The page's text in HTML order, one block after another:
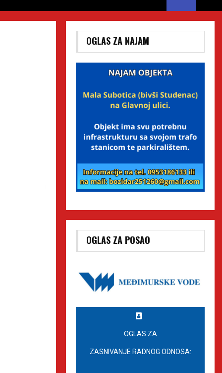
OGLAS ZA NAJAM
OGLAS ZA POSAO
OGLAS ZA
ZASNIVANJE RADNOG ODNOSA: